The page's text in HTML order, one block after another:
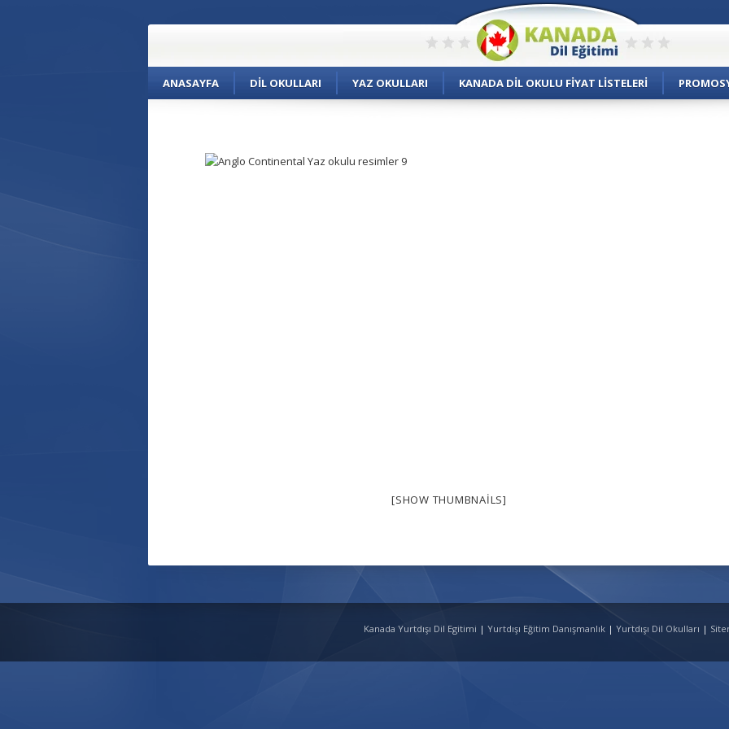
ANASAYFA DIL OKULLARI YAZ OKULLARI KANADA DIL OKULU FIYAT LISTELERI
[SHOW THUMBNAILS]
Kanada Yurtdışı Dil Egitimi | Yurtdışı Eğitim Danışmanlık | Yurtdışı Dil Okulları |